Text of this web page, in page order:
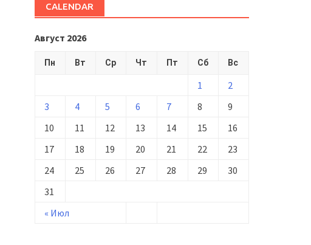
CALENDAR
Август 2026
Пн Вт Ср Чт Пт Сб Вс
« Июл
1
2
3
4 5 6 7 8
9
10
11 12 13 14 15
16
17
18 19 20 21 22
23
24
25 26 27 28 29
30
31